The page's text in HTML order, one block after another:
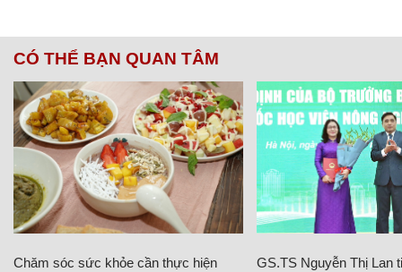
CÓ THỂ BẠN QUAN TÂM
Chăm sóc sức khỏe cần thực hiện
GS.TS Nguyễn Thị Lan